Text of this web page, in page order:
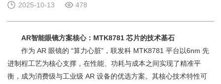
2025-10-13 478
AR智能眼镜方案核心：MTK8781 芯片的技术基石
作为 AR 眼镜的 “算力心脏”，联发科 MTK8781 平台以6nm 先
进制程工艺为核心支撑，在性能、功耗与成本之间实现了精准平
衡，成为消费级与工业级 AR 设备的优选方案。其核心技术特性可